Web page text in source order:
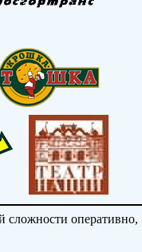
сложности оперативно,